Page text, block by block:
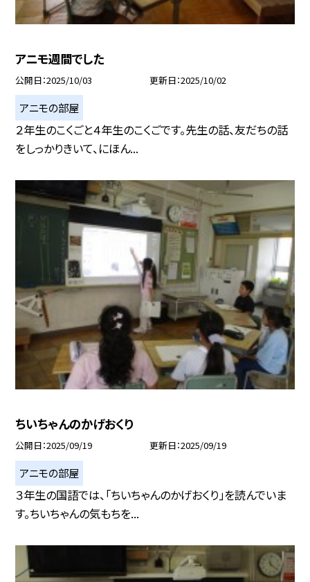
アニモ週間でした
公開日 2025/10/03 更新日 2025/10/02
アニモの部屋
２年生のこくごと４年生のこくごです。先生の話、友だちの話
をしっかりきいて、にほん...
ちいちゃんのかげおくり
公開日 2025/09/19 更新日 2025/09/19
アニモの部屋
３年生の国語では、「ちいちゃんのかげおくり」を読んでいま
す。ちいちゃんの気もちを...